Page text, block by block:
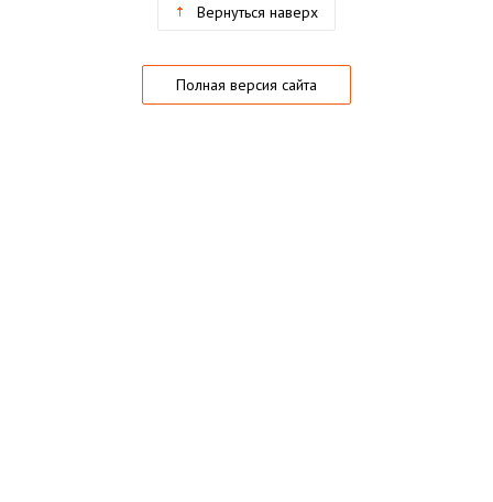
Вернуться наверх
Полная версия сайта